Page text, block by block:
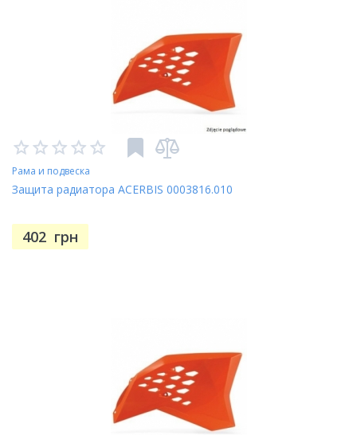
Рама и подвеска
Защита радиатора ACERBIS 0003816.010
402 грн